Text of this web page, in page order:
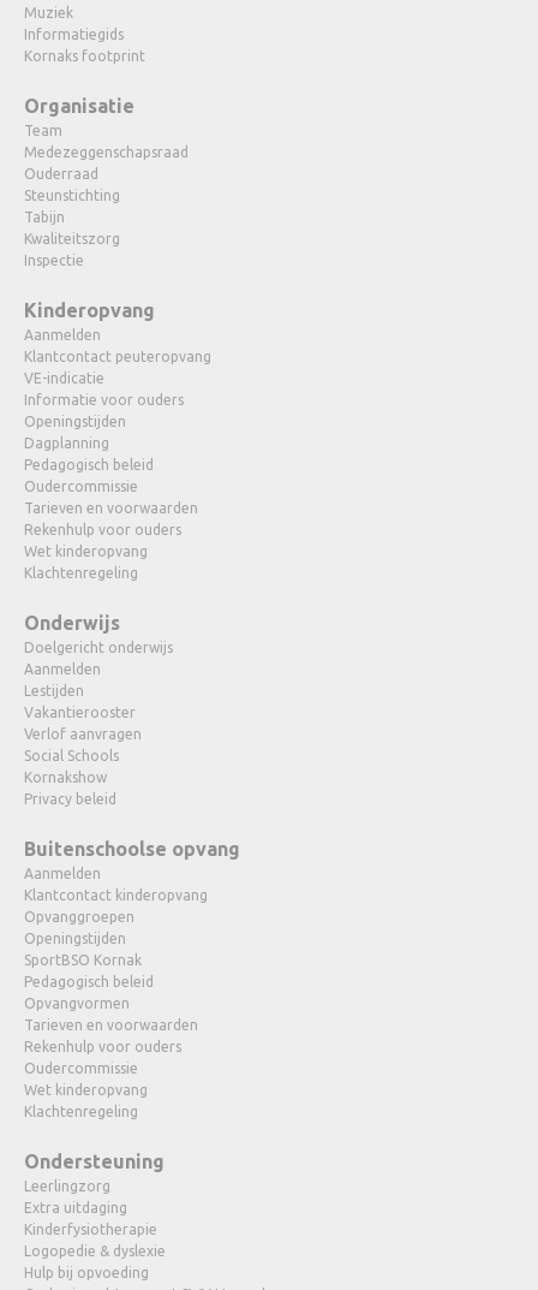
Muziek
Informatiegids
Kornaks footprint
Organisatie
Team
Medezeggenschapsraad
Ouderraad
Steunstichting
Tabijn
Kwaliteitszorg
Inspectie
Kinderopvang
Aanmelden
Klantcontact peuteropvang
VE-indicatie
Informatie voor ouders
Openingstijden
Dagplanning
Pedagogisch beleid
Oudercommissie
Tarieven en voorwaarden
Rekenhulp voor ouders
Wet kinderopvang
Klachtenregeling
Onderwijs
Doelgericht onderwijs
Aanmelden
Lestijden
Vakantierooster
Verlof aanvragen
Social Schools
Kornakshow
Privacy beleid
Buitenschoolse opvang
Aanmelden
Klantcontact kinderopvang
Opvanggroepen
Openingstijden
SportBSO Kornak
Pedagogisch beleid
Opvangvormen
Tarieven en voorwaarden
Rekenhulp voor ouders
Oudercommissie
Wet kinderopvang
Klachtenregeling
Ondersteuning
Leerlingzorg
Extra uitdaging
Kinderfysiotherapie
Logopedie & dyslexie
Hulp bij opvoeding